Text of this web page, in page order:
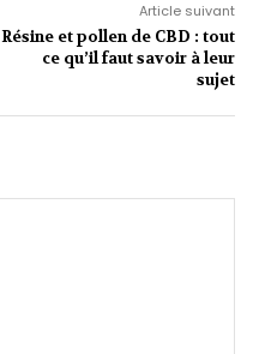
Article suivant
Résine et pollen de CBD : tout
ce qu’il faut savoir à leur
sujet